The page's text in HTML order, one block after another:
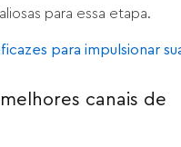
para essa etapa.
para impulsionar
canais de